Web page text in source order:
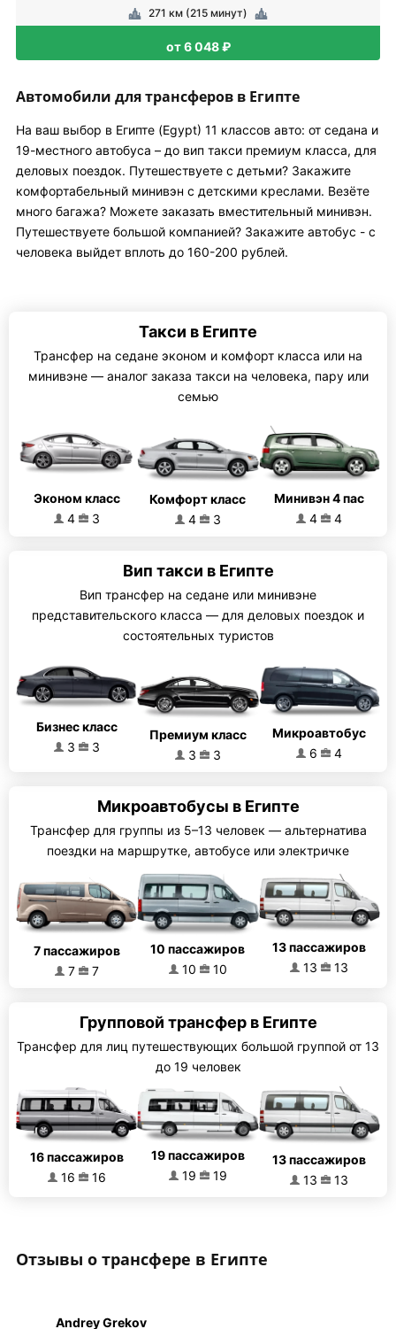
271 км (215 минут)
от 6 048 ₽
Автомобили для трансферов в Египте
На ваш выбор в Египте (Egypt) 11 классов авто: от седана и
19-местного автобуса – до вип такси премиум класса, для
деловых поездок. Путешествуете с детьми? Закажите
комфортабельный минивэн с детскими креслами. Везёте
много багажа? Можете заказать вместительный минивэн.
Путешествуете большой компанией? Закажите автобус - с
человека выйдет вплоть до 160-200 рублей.
Такси в Египте
Трансфер на седане эконом и комфорт класса или на
минивэне — аналог заказа такси на человека, пару или
семью
Эконом класс
4
3
Комфорт класс
4
3
Минивэн 4 пас
4
4
Вип такси в Египте
Вип трансфер на седане или минивэне
представительского класса — для деловых поездок и
состоятельных туристов
Бизнес класс
3
3
Премиум класс
3
3
Микроавтобус
6
4
Микроавтобусы в Египте
Трансфер для группы из 5–13 человек — альтернатива
поездки на маршрутке, автобусе или электричке
7 пассажиров
7
7
10 пассажиров
10
10
13 пассажиров
13
13
Групповой трансфер в Египте
Трансфер для лиц путешествующих большой группой от 13
до 19 человек
16 пассажиров
16
16
19 пассажиров
19
19
13 пассажиров
13
13
Отзывы о трансфере в Египте
Andrey Grekov